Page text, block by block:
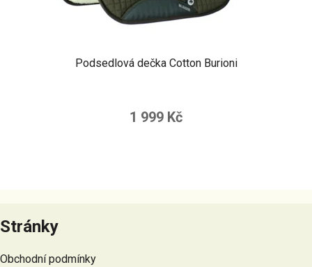
Podsedlová dečka Cotton Burioni
1 999 Kč
á
p
a
Stránky
Obchodní podmínky